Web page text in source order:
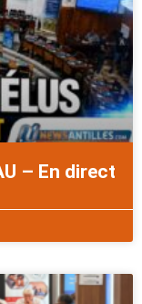
– En direct